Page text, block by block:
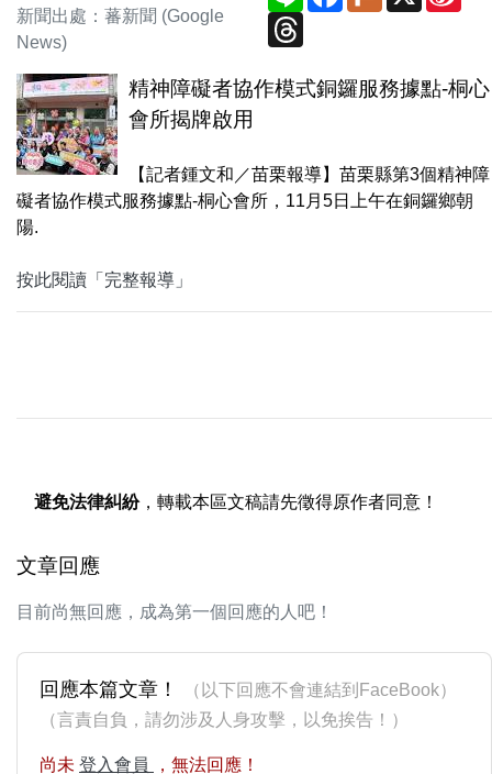
新聞出處：蕃新聞 (Google
News)
精神障礙者協作模式銅鑼服務據點-桐心
會所揭牌啟用
【記者鍾文和／苗栗報導】苗栗縣第3個精神障
礙者協作模式服務據點-桐心會所，11月5日上午在銅鑼鄉朝
陽.
按此閱讀「完整報導」
避免法律糾紛，轉載本區文稿請先徵得原作者同意！
文章回應
目前尚無回應，成為第一個回應的人吧！
回應本篇文章！
（以下回應不會連結到FaceBook）
（言責自負，請勿涉及人身攻擊，以免挨告！）
尚未 登入會員 ，無法回應！